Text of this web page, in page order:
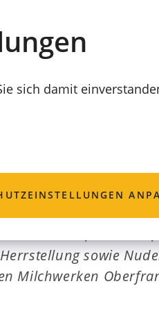
sich damit
sowie
Milchwerken